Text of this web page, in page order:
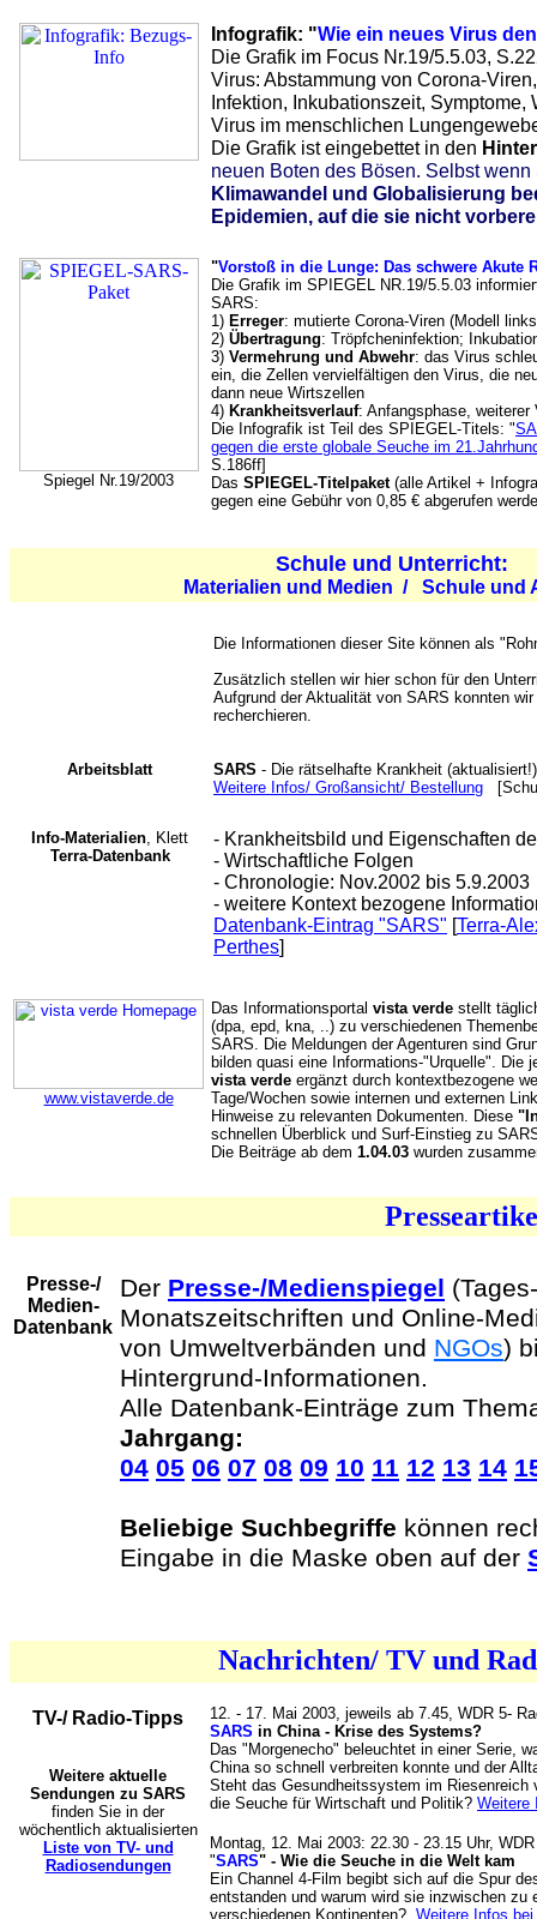
Infografik: "Wie ein neues Virus
Die Grafik im Focus Nr.19/5.5.03,
Virus: Abstammung von Corona-
Infektion, Inkubationszeit,
Virus im menschlichen
Die Grafik ist eingebettet in den
neuen Boten des Bösen. Selbst
Klimawandel und Globalisierung
Epidemien, auf die sie nicht
Spiegel Nr.19/2003
"Vorstoß in die Lunge: Das schwere Akute
Die Grafik im SPIEGEL NR.19/5.5.03
SARS:
1) Erreger: mutierte Corona-Viren (Modell
2) Übertragung: Tröpfcheninfektion;
3) Vermehrung und Abwehr: das Virus
ein, die Zellen vervielfältigen den Virus, die
dann neue Wirtszellen
4) Krankheitsverlauf: Anfangsphase, weiterer
Die Infografik ist Teil des SPIEGEL-Titels: "
gegen die erste globale Seuche im
S.186ff]
Das SPIEGEL-Titelpaket(alle Artikel +
gegen eine Gebühr von 0,85 € abgerufen
Schule und Unterricht:
Materialien und Medien / Schule und
Die Informationen dieser Site können als
Zusätzlich stellen wir hier schon für den
Aufgrund der Aktualität von SARS konnten
recherchieren.
Arbeitsblatt SARS - Die rätselhafte Krankheit
Weitere Infos/ Großansicht/ Bestellung
Info-Materialien, Klett
Terra-Datenbank
- Krankheitsbild und Eigenschaften
- Wirtschaftliche Folgen
- Chronologie: Nov.2002 bis 5.9.2003
- weitere Kontext bezogene
Datenbank-Eintrag "SARS" [Terra-
Perthes]
www.vistaverde.de
Das Informationsportal vista verde stellt
(dpa, epd, kna, ..) zu verschiedenen
SARS. Die Meldungen der Agenturen sind
bilden quasi eine Informations-"Urquelle". Die
vista verde ergänzt durch kontextbezogene
Tage/Wochen sowie internen und externen
Hinweise zu relevanten Dokumenten. Diese
schnellen Überblick und Surf-Einstieg zu
Die Beiträge ab dem 1.04.03 wurden
Presse-/
Medien-
Datenbank
Der Presse-/Medienspiegel
Monatszeitschriften und Online-
von Umweltverbänden und NGOs)
Hintergrund-Informationen.
Alle Datenbank-Einträge zum
Jahrgang:
04 05 06 07 08 09 10 11 12 13 14
Beliebige Suchbegriffe können
Eingabe in die Maske oben auf der
Nachrichten/ TV und
TV-/ Radio-Tipps
Weitere aktuelle
Sendungen zu SARS
finden Sie in der
wöchentlich aktualisierten
Liste von TV- und
Radiosendungen
12. - 17. Mai 2003, jeweils ab 7.45, WDR 5-
SARS in China - Krise des Systems?
Das "Morgenecho" beleuchtet in einer Serie,
China so schnell verbreiten konnte und der
Steht das Gesundheitssystem im
die Seuche für Wirtschaft und Politik? Weitere
Montag, 12. Mai 2003: 22.30 - 23.15 Uhr,
"SARS" - Wie die Seuche in die Welt kam
Ein Channel 4-Film begibt sich auf die Spur
entstanden und warum wird sie inzwischen zu
verschiedenen Kontinenten? Weitere Infos